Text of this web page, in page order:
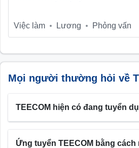
Việc làm Lương Phỏng vấn
Mọi người thường hỏi về
TEECOM hiện có đang tuyển
Ứng tuyển TEECOM bằng cách